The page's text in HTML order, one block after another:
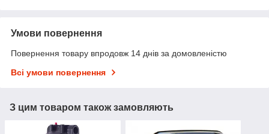
Умови повернення
Повернення товару впродовж 14 днів за домовленістю
Всі умови повернення
З цим товаром також замовляють